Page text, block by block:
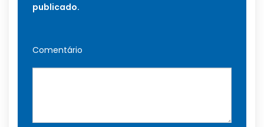
publicado.
Comentário